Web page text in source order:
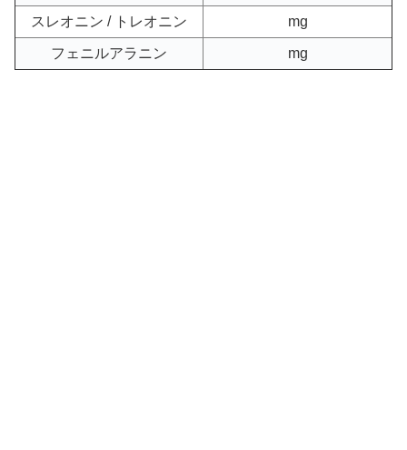
スレオニン / トレオニン mg
フェニルアラニン mg